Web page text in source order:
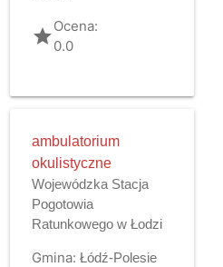
gradeOcena:
0.0
ambulatorium
okulistyczne
Wojewódzka Stacja
Pogotowia
Ratunkowego w Łodzi
Gmina: Łódź-Polesie